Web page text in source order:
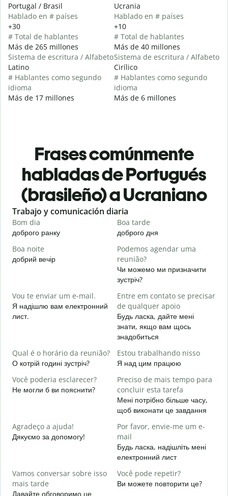
Portugal / Brasil
Hablado en # países
+30
# Total de hablantes
Más de 265 millones
Sistema de escritura / Alfabeto
Latino
# Hablantes como segundo
idioma
Más de 17 millones
Ucrania
Hablado en # países
+10
# Total de hablantes
Más de 40 millones
Sistema de escritura / Alfabeto
Cirílico
# Hablantes como segundo
idioma
Más de 6 millones
Frases comúnmente
habladas de Portugués
(brasileño) a Ucraniano
Slide 1 of 6
Trabajo y comunicación diaria
Bom dia
доброго ранку
Boa tarde
доброго дня
Boa noite
добрий вечір
Podemos agendar uma
reunião?
Чи можемо ми призначити
зустріч?
Vou te enviar um e-mail.
Я надішлю вам електронний
лист.
Entre em contato se precisar
de qualquer apoio
Будь ласка, дайте мені
знати, якщо вам щось
знадобиться
Qual é o horário da reunião?
О котрій годині зустріч?
Estou trabalhando nisso
Я над цим працюю
Você poderia esclarecer?
Не могли б ви пояснити?
Preciso de mais tempo para
concluir esta tarefa
Мені потрібно більше часу,
щоб виконати це завдання
Agradeço a ajuda!
Дякуємо за допомогу!
Por favor, envie-me um e-
mail
Будь ласка, надішліть мені
електронний лист
Vamos conversar sobre isso
mais tarde
Давайте обговоримо це
Você pode repetir?
Ви можете повторити це?